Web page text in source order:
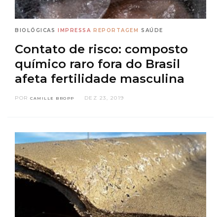
BIOLÓGICAS IMPRESSA REPORTAGEM SAÚDE
Contato de risco: composto
químico raro fora do Brasil
afeta fertilidade masculina
POR CAMILLE BROPP DEZ 23, 2019